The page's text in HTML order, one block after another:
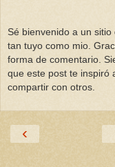
Sé bienvenido a un
tan tuyo como mio.
forma de comentario.
que este post te inspiró
compartir con otros.
‹